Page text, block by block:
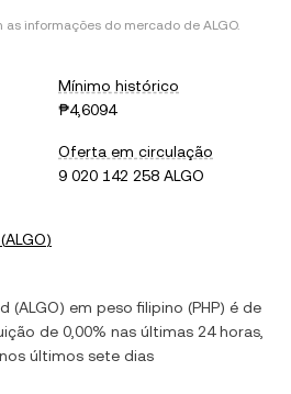
as informações do mercado de ALGO.
Mínimo histórico
₱4,6094
Oferta em circulação
9 020 142 258 ALGO
(ALGO)
(ALGO) em peso filipino (PHP) é de
de 0,00% nas últimas 24 horas,
nos últimos sete dias